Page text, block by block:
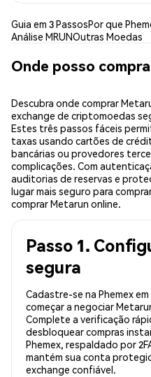
Guia em 3 PassosPor que
Análise MRUNOutras Moedas
Onde posso
Descubra onde comprar
exchange de criptomoedas
Estes três passos fáceis
taxas usando cartões de
bancárias ou provedores
complicações. Com
auditorias de reservas e
lugar mais seguro para
comprar Metarun online.
Passo 1.
segura
Cadastre-se na Phemex
começar a negociar
Complete a verificação
desbloquear compras
Phemex, respaldado por
mantém sua conta
exchange confiável.